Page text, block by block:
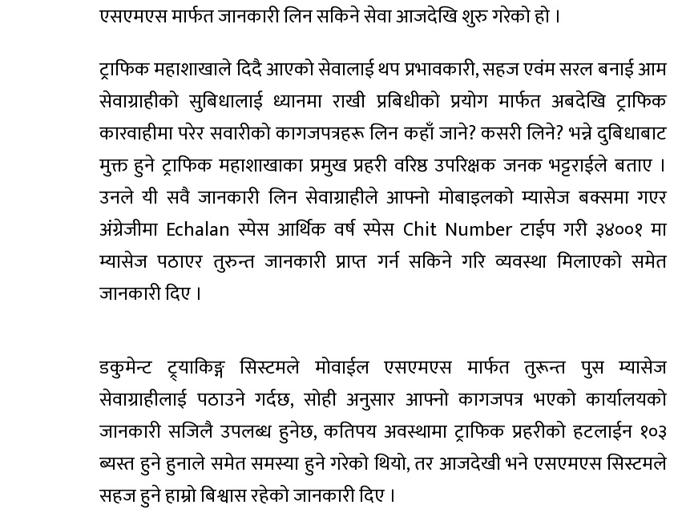
एसएमएस मार्फत जानकारी लिन सकिने सेवा आजदेखि शुरु गरेको हो ।
ट्राफिक महाशाखाले दिदै आएको सेवालाई थप प्रभावकारी, सहज एवंम सरल बनाई आम
सेवाग्राहीको सुबिधालाई ध्यानमा राखी प्रबिधीको प्रयोग मार्फत अबदेखि ट्राफिक
कारवाहीमा परेर सवारीको कागजपत्रहरू लिन कहाँ जाने? कसरी लिने? भन्ने दुबिधाबाट
मुक्त हुने ट्राफिक महाशाखाका प्रमुख प्रहरी वरिष्ठ उपरिक्षक जनक भट्टराईले बताए ।
उनले यी सवै जानकारी लिन सेवाग्राहीले आफ्नो मोबाइलको म्यासेज बक्समा गएर
अंग्रेजीमा Echalan स्पेस आर्थिक वर्ष स्पेस Chit Number टाईप गरी ३४००१ मा
म्यासेज पठाएर तुरुन्त जानकारी प्राप्त गर्न सकिने गरि व्यवस्था मिलाएको समेत
जानकारी दिए ।
डकुमेन्ट ट्र्याकिङ्ग सिस्टमले मोवाईल एसएमएस मार्फत तुरून्त पुस म्यासेज
सेवाग्राहीलाई पठाउने गर्दछ, सोही अनुसार आफ्नो कागजपत्र भएको कार्यालयको
जानकारी सजिलै उपलब्ध हुनेछ, कतिपय अवस्थामा ट्राफिक प्रहरीको हटलाईन १०३
ब्यस्त हुने हुनाले समेत समस्या हुने गरेको थियो, तर आजदेखी भने एसएमएस सिस्टमले
सहज हुने हाम्रो बिश्वास रहेको जानकारी दिए ।